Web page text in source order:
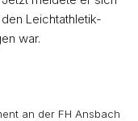
Leichtathletik-
war.
an der FH Ansbach